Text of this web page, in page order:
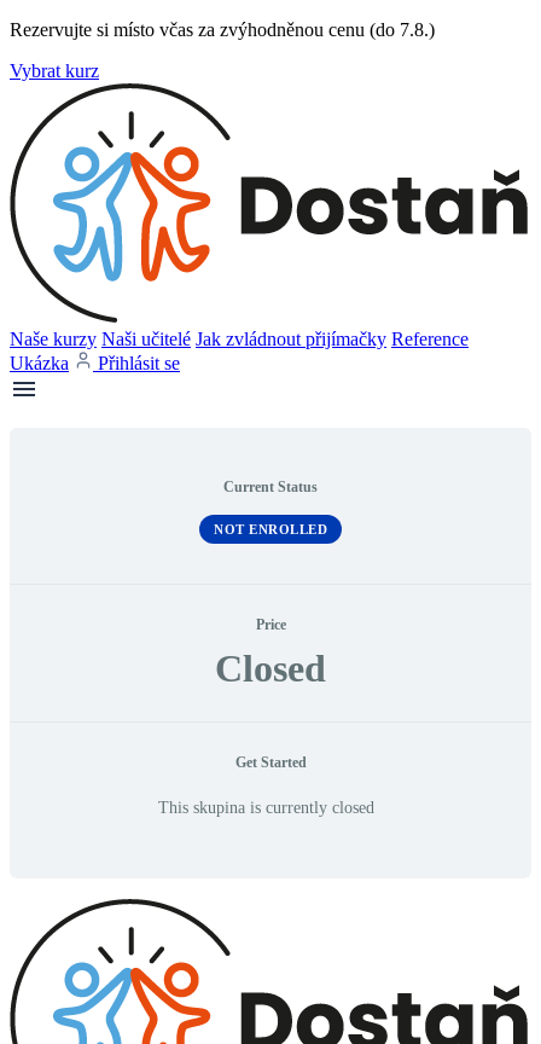
Rezervujte si místo včas za zvýhodněnou cenu (do 7.8.)
Vybrat kurz
Naše kurzy Naši učitelé Jak zvládnout přijímačky Reference
Ukázka
Přihlásit se
Current Status
NOT ENROLLED
Price
Closed
Get Started
This skupina is currently closed